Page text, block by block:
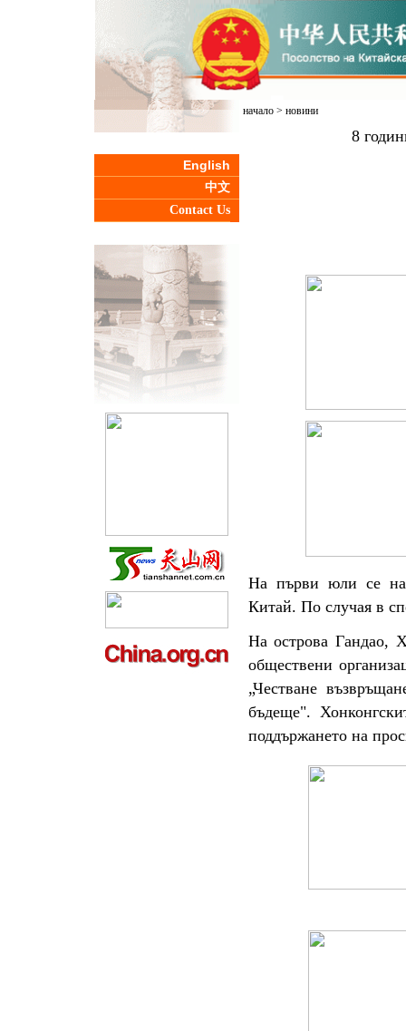
English
中文
Contact Us
начало> новини
8
На първи юли се
Китай. По случая в
На острова Гандао,
обществени
„Честване
бъдеще".
поддържането на